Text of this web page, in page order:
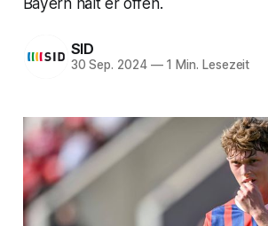
SID
30 Sep. 2024 —1 Min. Lesezeit